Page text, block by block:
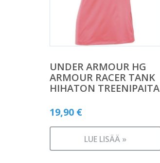
UNDER ARMOUR HG
ARMOUR RACER TANK
HIHATON TREENIPAITA
19,90 €
LUE LISÄÄ »